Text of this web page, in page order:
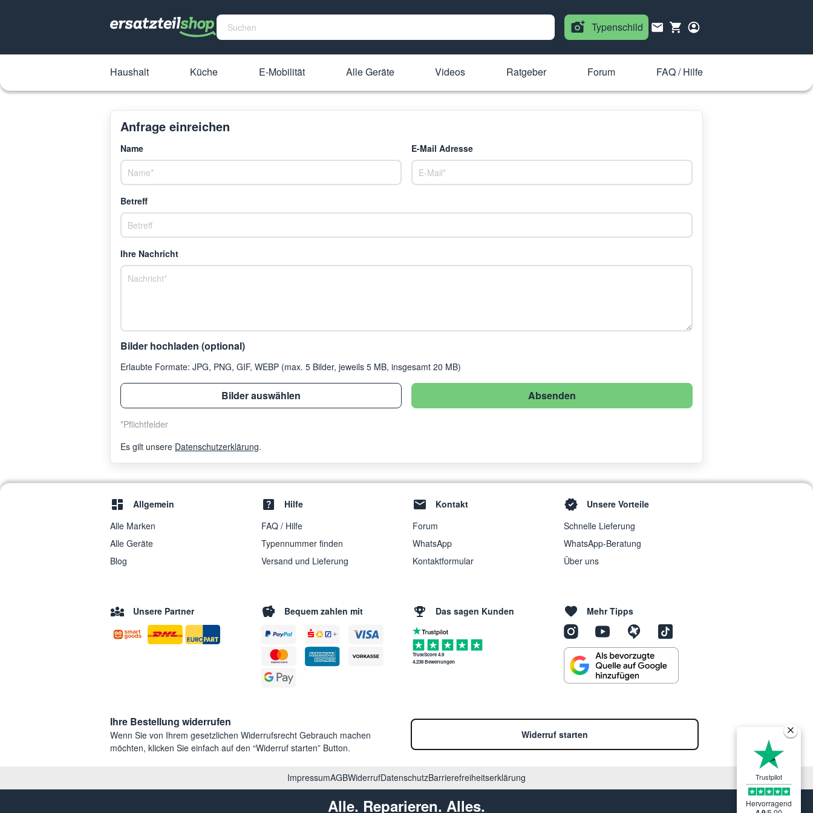
Typenschild
Haushalt Küche E-Mobilität Alle Geräte Videos Ratgeber Forum FAQ / Hilfe
Anfrage einreichen
Name E-Mail Adresse
Betreff
Ihre Nachricht
Bilder hochladen (optional)
Erlaubte Formate: JPG, PNG, GIF, WEBP (max. 5 Bilder, jeweils 5 MB, insgesamt 20 MB)
Bilder auswählen Absenden
*Pflichtfelder
Es gilt unsere Datenschutzerklärung.
Allgemein
Alle Marken
Alle Geräte
Blog
Hilfe
FAQ / Hilfe
Typennummer finden
Versand und Lieferung
Kontakt
Forum
WhatsApp
Kontaktformular
Unsere Vorteile
Schnelle Lieferung
WhatsApp-Beratung
Über uns
Unsere Partner Bequem zahlen mit Das sagen Kunden
TrustScore 4.9
4.238 Bewertungen
Mehr Tipps
Ihre Bestellung widerrufen
Wenn Sie von Ihrem gesetzlichen Widerrufsrecht Gebrauch machen
möchten, klicken Sie einfach auf den “Widerruf starten” Button.
Widerruf starten
ImpressumAGBWiderrufDatenschutzBarrierefreiheitserklärung
Alle. Reparieren. Alles.
Trustpilot
Hervorragend